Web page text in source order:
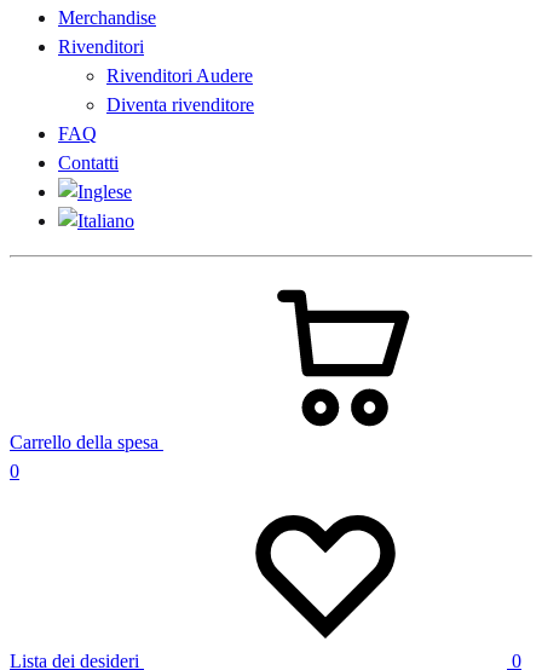
Merchandise
Rivenditori
Rivenditori Audere
Diventa rivenditore
FAQ
Contatti
Carrello della spesa
0
Lista dei desideri 0